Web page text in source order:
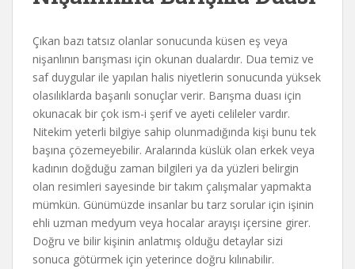
Çıkan bazı tatsız olanlar sonucunda küsen eş veya
nişanlının barışması için okunan dualardır. Dua temiz ve
saf duygular ile yapılan halis niyetlerin sonucunda yüksek
olasılıklarda başarılı sonuçlar verir. Barışma duası için
okunacak bir çok ism-i şerif ve ayeti celileler vardır.
Nitekim yeterli bilgiye sahip olunmadığında kişi bunu tek
başına çözemeyebilir. Aralarında küslük olan erkek veya
kadının doğduğu zaman bilgileri ya da yüzleri belirgin
olan resimleri sayesinde bir takım çalışmalar yapmakta
mümkün. Günümüzde insanlar bu tarz sorular için işinin
ehli uzman medyum veya hocalar arayışı içersine girer.
Doğru ve bilir kişinin anlatmış olduğu detaylar sizi
sonuca götürmek için yeterince doğru kılınabilir.